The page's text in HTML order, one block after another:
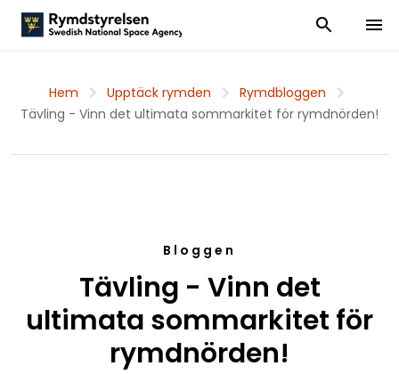
Visa och dölj
Visa
Hem Upptäck rymden
Rymdbloggen
Tävling - Vinn det ultimata sommarkitet för rymdnörden!
Bloggen
Tävling - Vinn det
ultimata sommarkitet för
rymdnörden!